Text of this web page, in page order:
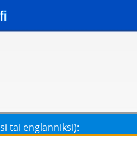
tai englanniksi):